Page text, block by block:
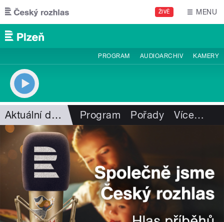
Přejít k hlavnímu obsahu
ŽIVĚ MENU
PROGRAM AUDIOARCHIV KAMERY
Aktuální dění Program Pořady Více…